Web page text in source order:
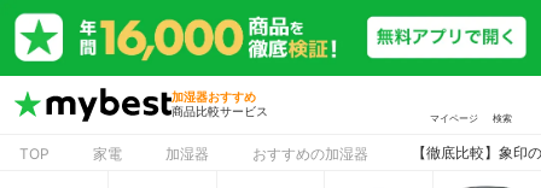
加湿器おすすめ
商品比較サービス
マイページ 検索
TOP 家電 加湿器 おすすめの加湿器 【徹底比較】象印